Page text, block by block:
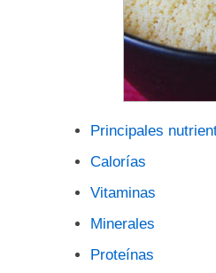
Principales
Calorías
Vitaminas
Minerales
Proteínas